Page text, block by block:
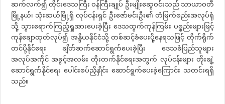
ဆက်လက်၍ တိုင်းဒေသကြီး ဝန်ကြီးချုပ် ဦးမျိုးဆွေဝင်းသည် သာယာဝတီ
မြို့နယ်၊ သုံးဆယ်မြို့ရှိ လုပ်ငန်းရှင် ဦးဇော်မင်းဦး၏ တံမြက်စည်းအလုပ်ရုံ
သို့ သွားရောက်ကြည့်ရှုအားပေးခဲ့ပြီး ဒေသထွက်ကုန်ကြမ်း ပစ္စည်းများဖြင့်
ကုန်ချောထုတ်လုပ်၍ အန္ဒိယနိုင်ငံသို့ တစ်ဆင့်ခံပေးပို့နေရသဖြင့် တိုက်ရိုက်
တင်ပို့နိုင်ရေး ချိတ်ဆက်ဆောင်ရွက်ပေးခဲ့ပြီး ဒေသခံပြည်သူများ
အလုပ်အကိုင် အခွင့်အလမ်း တိုးတက်နိုင်ရေးအတွက် လုပ်ငန်းများ တိုးချဲ့
ဆောင်ရွက်နိုင်ရေး ပေါင်းစပ်ညှိနှိုင်း ဆောင်ရွက်ပေးခဲ့ကြောင်း သတင်းရရှိ
သည်။